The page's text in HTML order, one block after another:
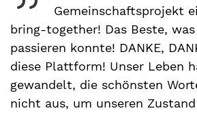
Gemeinschaftsprojekt
bring-together! Das Beste,
passieren konnte! DANKE,
diese Plattform! Unser Leben
gewandelt, die schönsten
nicht aus, um unseren